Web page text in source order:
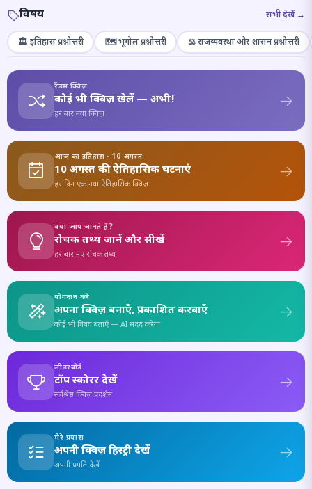
विषय सभी देखें →
🏛️ इतिहास प्रश्नोत्तरी 🗺️ भूगोल प्रश्नोत्तरी ⚖️ राजव्यवस्था और शासन प्रश्नोत्तरी
रैंडम क्विज़
कोई भी क्विज़ खेलें — अभी!
हर बार नया क्विज़
आज का इतिहास · 10 अगस्त
10 अगस्त की ऐतिहासिक घटनाएं
हर दिन एक नया ऐतिहासिक क्विज़
क्या आप जानते हैं?
रोचक तथ्य जानें और सीखें
हर बार नए रोचक तथ्य
योगदान करें
अपना क्विज़ बनाएँ, प्रकाशित करवाएँ
कोई भी विषय बताएँ — AI मदद करेगा
लीडरबोर्ड
टॉप स्कोरर देखें
सर्वश्रेष्ठ क्विज़ प्रदर्शन
मेरे प्रयास
अपनी क्विज़ हिस्ट्री देखें
अपनी प्रगति देखें